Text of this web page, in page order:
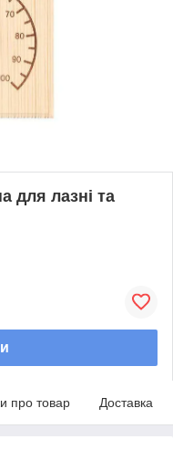
для лазні та
про товар Доставка